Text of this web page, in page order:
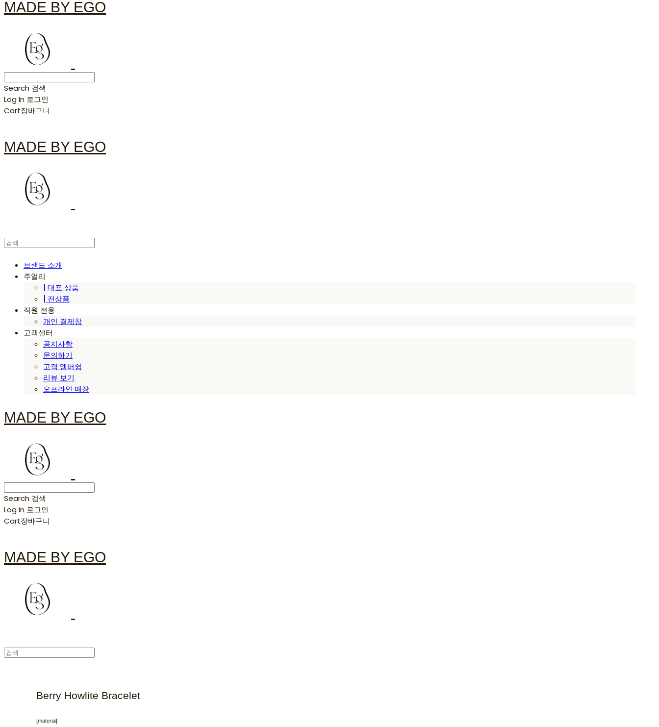
MADE BY EGO
Search 검색
Log In 로그인
Cart장바구니
MADE BY EGO
브랜드 소개
주얼리
| 대표 상품
| 전상품
직원 전용
개인 결제창
고객센터
공지사항
문의하기
고객 멤버쉽
리뷰 보기
오프라인 매장
MADE BY EGO
Search 검색
Log In 로그인
Cart장바구니
MADE BY EGO
Berry Howlite Bracelet
[material]